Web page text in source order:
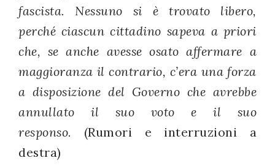
fascista. Nessuno si è trovato libero,
perché ciascun cittadino sapeva a priori
che, se anche avesse osato affermare a
maggioranza il contrario, c’era una forza
a disposizione del Governo che avrebbe
annullato il suo voto e il suo
responso. (Rumori e interruzioni a
destra)